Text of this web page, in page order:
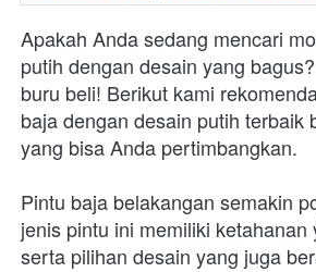
Apakah Anda sedang mencari
putih dengan desain yang
buru beli! Berikut kami
baja dengan desain putih terbaik
yang bisa Anda pertimbangkan.
Pintu baja belakangan semakin
jenis pintu ini memiliki ketahanan
serta pilihan desain yang juga